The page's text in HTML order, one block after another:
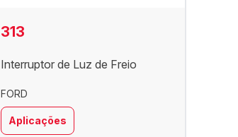
313
Interruptor de Luz de Freio
FORD
Aplicações